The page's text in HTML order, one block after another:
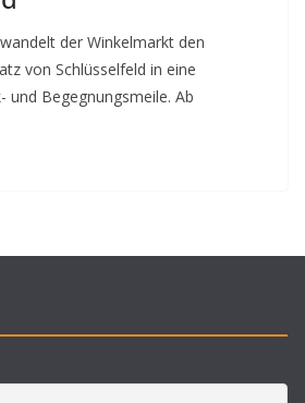
der Winkelmarkt den
von Schlüsselfeld in eine
und Begegnungsmeile. Ab